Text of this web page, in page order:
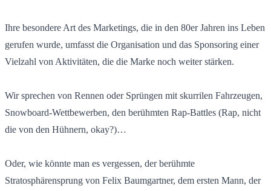
Ihre besondere Art des Marketings, die in den 80er Jahren ins Leben
gerufen wurde, umfasst die Organisation und das Sponsoring einer
Vielzahl von Aktivitäten, die die Marke noch weiter stärken.
Wir sprechen von Rennen oder Sprüngen mit skurrilen Fahrzeugen,
Snowboard-Wettbewerben, den berühmten Rap-Battles (Rap, nicht
die von den Hühnern, okay?)…
Oder, wie könnte man es vergessen, der berühmte
Stratosphärensprung von Felix Baumgartner, dem ersten Mann, der